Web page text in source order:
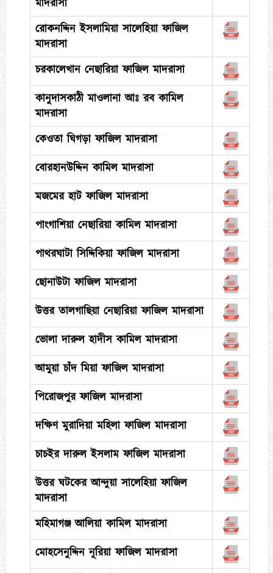
মাদরাসা
রোকনদ্দিন ইসলামিয়া সালেহিয়া ফাজিল
মাদরাসা
চরকালেখান নেছারিয়া ফাজিল মাদরাসা
কানুদাসকাঠী মাওলানা আঃ রব কামিল
মাদরাসা
কেওতা ঘিগড়া ফাজিল মাদরাসা
বোরহানউদ্দিন কামিল মাদরাসা
মজমের হাট ফাজিল মাদরাসা
পাংগাশিয়া নেছারিয়া কামিল মাদরাসা
পাথরঘাটা সিদ্দিকিয়া ফাজিল মাদরাসা
ছোনাউটা ফাজিল মাদরাসা
উত্তর তালগাছিয়া নেছারিয়া ফাজিল মাদরাসা
ভোলা দারুল হাদীস কামিল মাদরাসা
আমুয়া চাঁদ মিয়া ফাজিল মাদরাসা
পিরোজপুর ফাজিল মাদরাসা
দক্ষিণ মুরাদিয়া মহিলা ফাজিল মাদরাসা
চাচইর দারুল ইসলাম ফাজিল মাদরাসা
উত্তর ঘটকের আন্দুয়া সালেহিয়া ফাজিল
মাদরাসা
মহিমাগঞ্জ আলিয়া কামিল মাদরাসা
মোহসেনুদ্দিন নূরিয়া ফাজিল মাদরাসা